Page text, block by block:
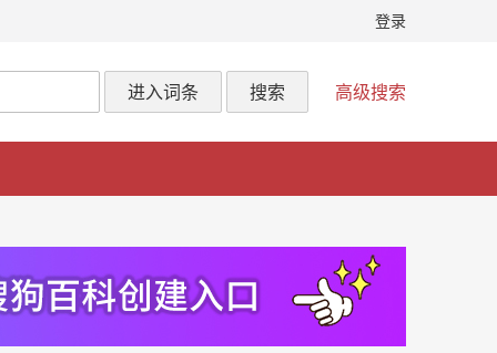
登录
进入词条 搜索 高级搜索